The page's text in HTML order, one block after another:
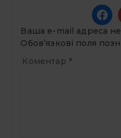
Ваша e-mail адреса
Обов’язкові поля
Коментар *